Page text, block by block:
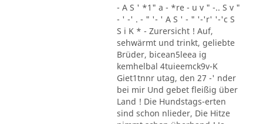
- A S ' *1" a - *re - u v " -.. S v "
- ' -' . - " '- ' A S ' - " '-'r' '-'c S
S i K * - Zurersicht ! Auf,
sehwärmt und trinkt, geliebte
Brüder, bicean5leea ig
kemhelbal 4tuieemck9v-K
Giet1tnnr utag, den 27 -' nder
bei mir Und gebet fleißig über
Land ! Die Hundstags-erten
sind schon nlieder, Die Hitze